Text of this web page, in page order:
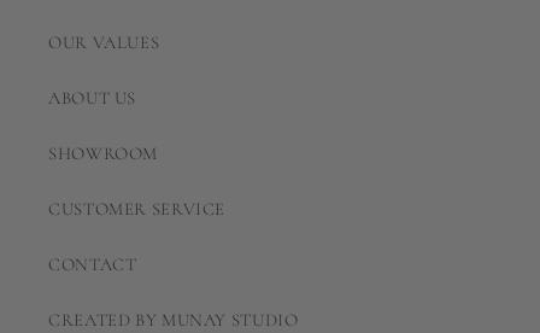
OUR VALUES
ABOUT US
SHOWROOM
CUSTOMER SERVICE
CONTACT
CREATED BY MUNAY STUDIO